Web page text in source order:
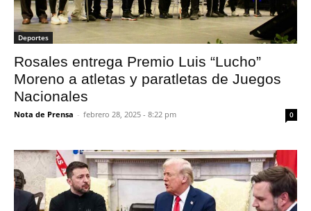
Deportes
Rosales entrega Premio Luis “Lucho”
Moreno a atletas y paratletas de Juegos
Nacionales
Nota de Prensa - febrero 28, 2025 - 8:22 pm 0